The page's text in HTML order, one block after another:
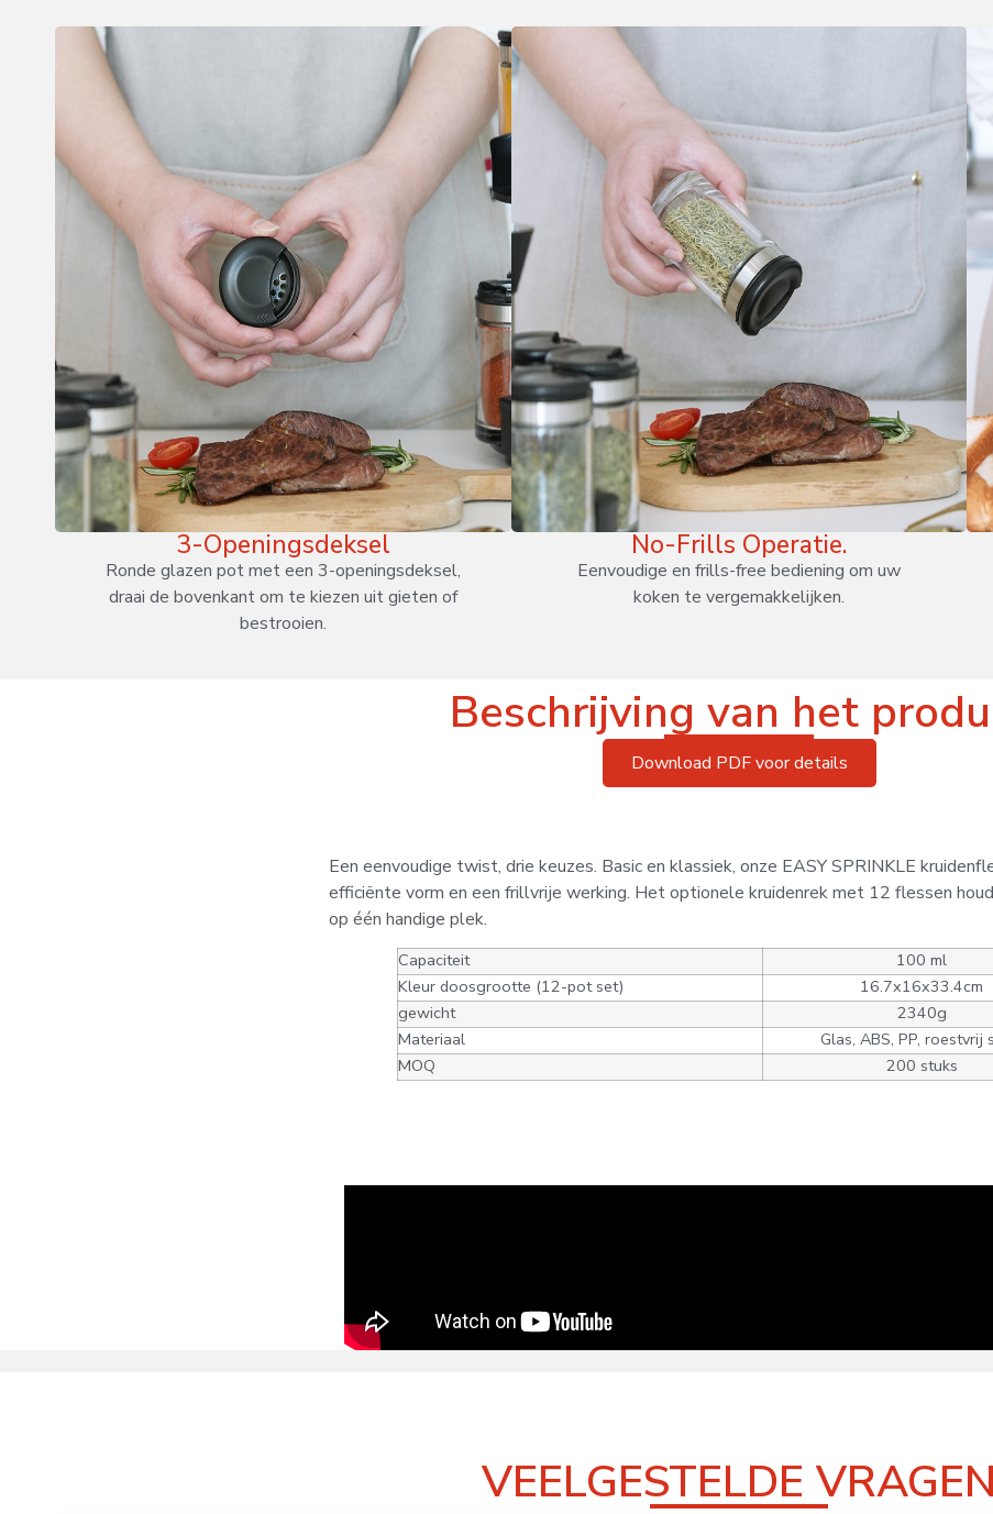
3-Openingsdeksel
Ronde glazen pot met een 3-openingsdeksel,
draai de bovenkant om te kiezen uit gieten of
bestrooien.
No-Frills Operatie.
Eenvoudige en frills-free bediening om uw
koken te vergemakkelijken.
Beschrijving van het
Download PDF voor details
Een eenvoudige twist, drie keuzes. Basic en klassiek, onze EASY SPRINKLE
efficiënte vorm en een frillvrije werking. Het optionele kruidenrek met 12 flessen
op één handige plek.
Capaciteit
100 ml
Kleur doosgrootte (12-pot set)
16.7x16x33.4cm
gewicht
2340g
Materiaal
Glas, ABS, PP, roestvrij
MOQ
200 stuks
VEELGESTELDE VRAGEN